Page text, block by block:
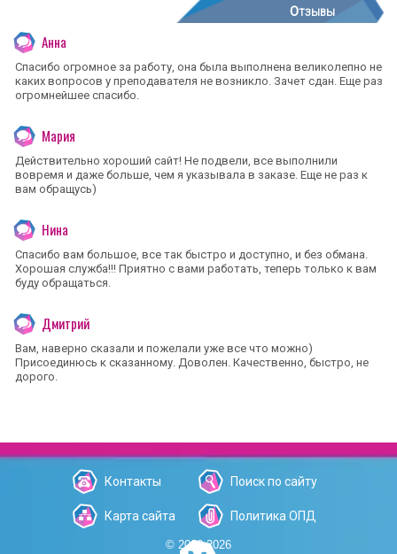
Отзывы
Анна
Спасибо огромное за работу, она была выполнена великолепно не
каких вопросов у преподавателя не возникло. Зачет сдан. Еще раз
огромнейшее спасибо.
Мария
Действительно хороший сайт! Не подвели, все выполнили
вовремя и даже больше, чем я указывала в заказе. Еще не раз к
вам обращусь)
Нина
Спасибо вам большое, все так быстро и доступно, и без обмана.
Хорошая служба!!! Приятно с вами работать, теперь только к вам
буду обращаться.
Дмитрий
Вам, наверно сказали и пожелали уже все что можно)
Присоединюсь к сказанному. Доволен. Качественно, быстро, не
дорого.
Контакты Поиск по сайту
Карта сайта Политика ОПД
© 2006-2026